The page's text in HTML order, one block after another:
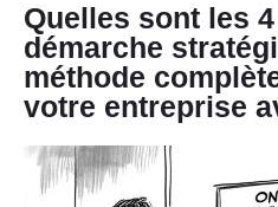
Quelles sont les
démarche
méthode
votre entreprise